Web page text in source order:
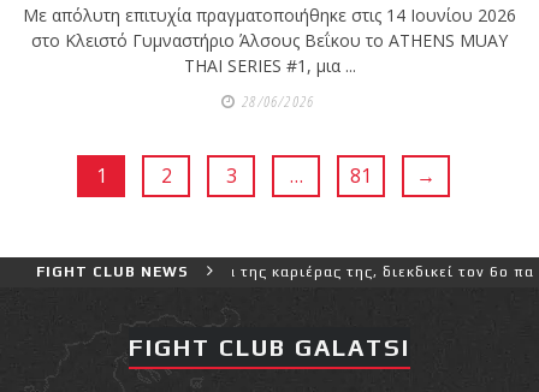
Με απόλυτη επιτυχία πραγματοποιήθηκε στις 14 Ιουνίου 2026
στο Κλειστό Γυμναστήριο Άλσους Βεΐκου το ATHENS MUAY
THAI SERIES #1, μια ...
28/06/2026
1 2 3 … 81 →
FIGHT CLUB NEWS
δύσκολο αγώνα της καριέρας της, διεκδικεί τον 6ο
FIGHT CLUB GALATSI